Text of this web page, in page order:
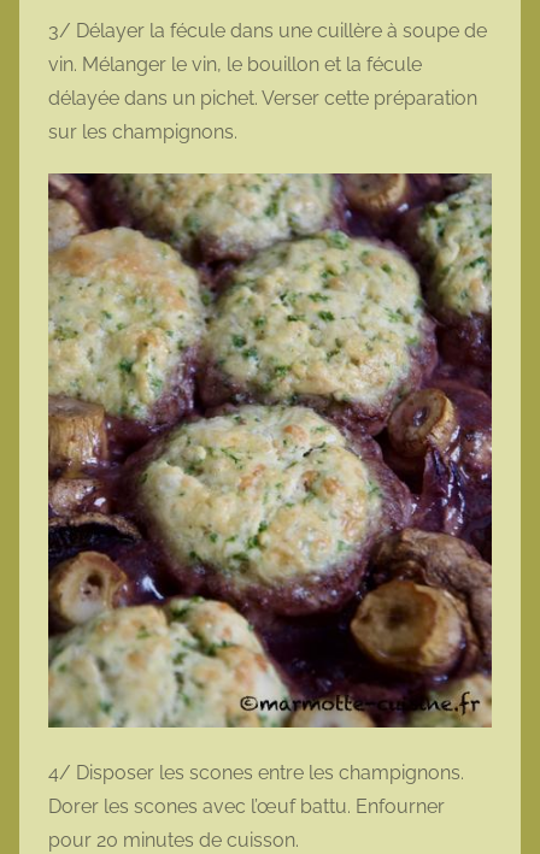
3/ Délayer la fécule dans une cuillère à soupe de
vin. Mélanger le vin, le bouillon et la fécule
délayée dans un pichet. Verser cette préparation
sur les champignons.
4/ Disposer les scones entre les champignons.
Dorer les scones avec l’œuf battu. Enfourner
pour 20 minutes de cuisson.